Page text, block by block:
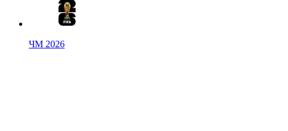
ЧМ 2026